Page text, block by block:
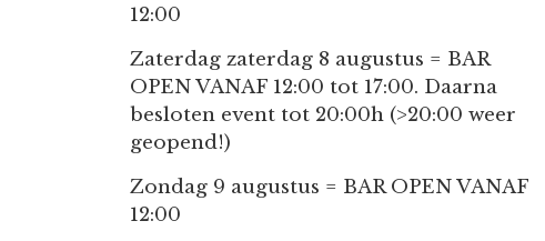
12:00
Zaterdag zaterdag 8 augustus = BAR
OPEN VANAF 12:00 tot 17:00. Daarna
besloten event tot 20:00h (>20:00 weer
geopend!)
Zondag 9 augustus = BAR OPEN VANAF
12:00